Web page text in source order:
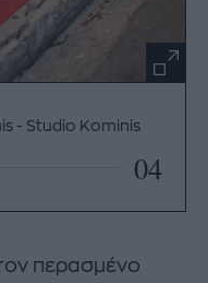
- Studio Kominis
04
περασμένο